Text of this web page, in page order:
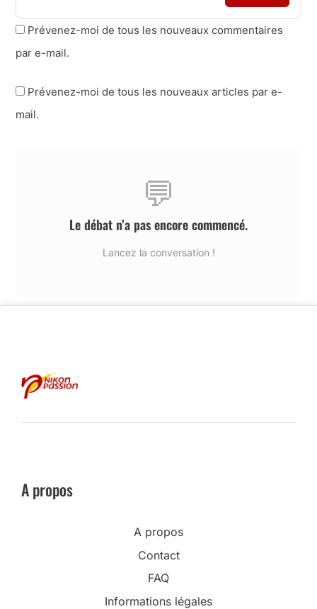
Prévenez-moi de tous les nouveaux commentaires
par e-mail.
Prévenez-moi de tous les nouveaux articles par e-
mail.
💬
Le débat n’a pas encore commencé.
Lancez la conversation !
A propos
A propos
Contact
FAQ
Informations légales